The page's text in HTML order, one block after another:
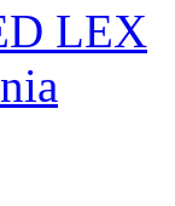
LEX